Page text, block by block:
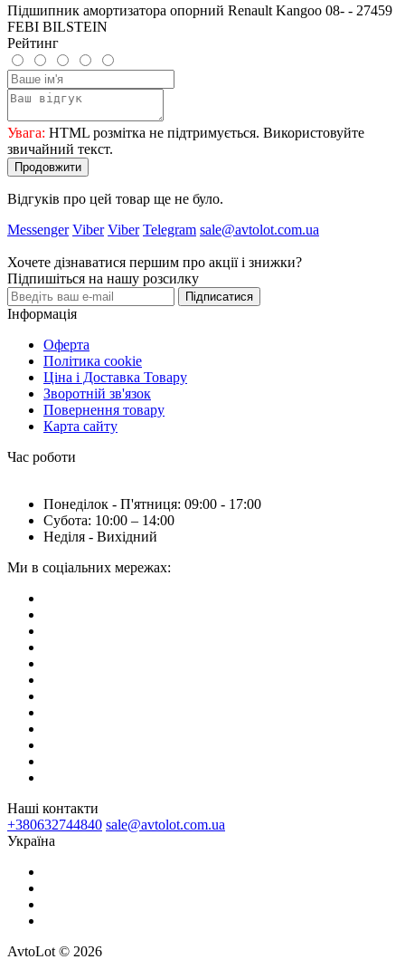
Підшипник амортизатора опорний Renault Kangoo 08- - 27459
FEBI BILSTEIN
Рейтинг
Увага: HTML розмітка не підтримується. Використовуйте
звичайний текст.
Продовжити
Відгуків про цей товар ще не було.
Messenger Viber Viber Telegram sale@avtolot.com.ua
Хочете дізнаватися першим про акції і знижки?
Підпишіться на нашу розсилку
Підписатися
Інформація
Оферта
Політика cookie
Ціна і Доставка Товару
Зворотній зв'язок
Повернення товару
Карта сайту
Час роботи
Понеділок - П'ятниця: 09:00 - 17:00
Субота: 10:00 – 14:00
Неділя - Вихідний
Ми в соціальних мережах:
Наші контакти
+380632744840 sale@avtolot.com.ua
Українa
AvtoLot © 2026